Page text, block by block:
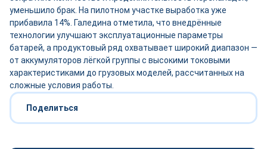
уменьшило брак. На пилотном участке выработка уже
прибавила 14%. Галедина отметила, что внедрённые
технологии улучшают эксплуатационные параметры
батарей, а продуктовый ряд охватывает широкий диапазон —
от аккумуляторов лёгкой группы с высокими токовыми
характеристиками до грузовых моделей, рассчитанных на
сложные условия работы.
Поделиться